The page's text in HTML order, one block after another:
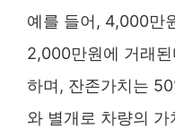
예를 들어, 4,000만
2,000만원에 거래
하며, 잔존가치는
와 별개로 차량의